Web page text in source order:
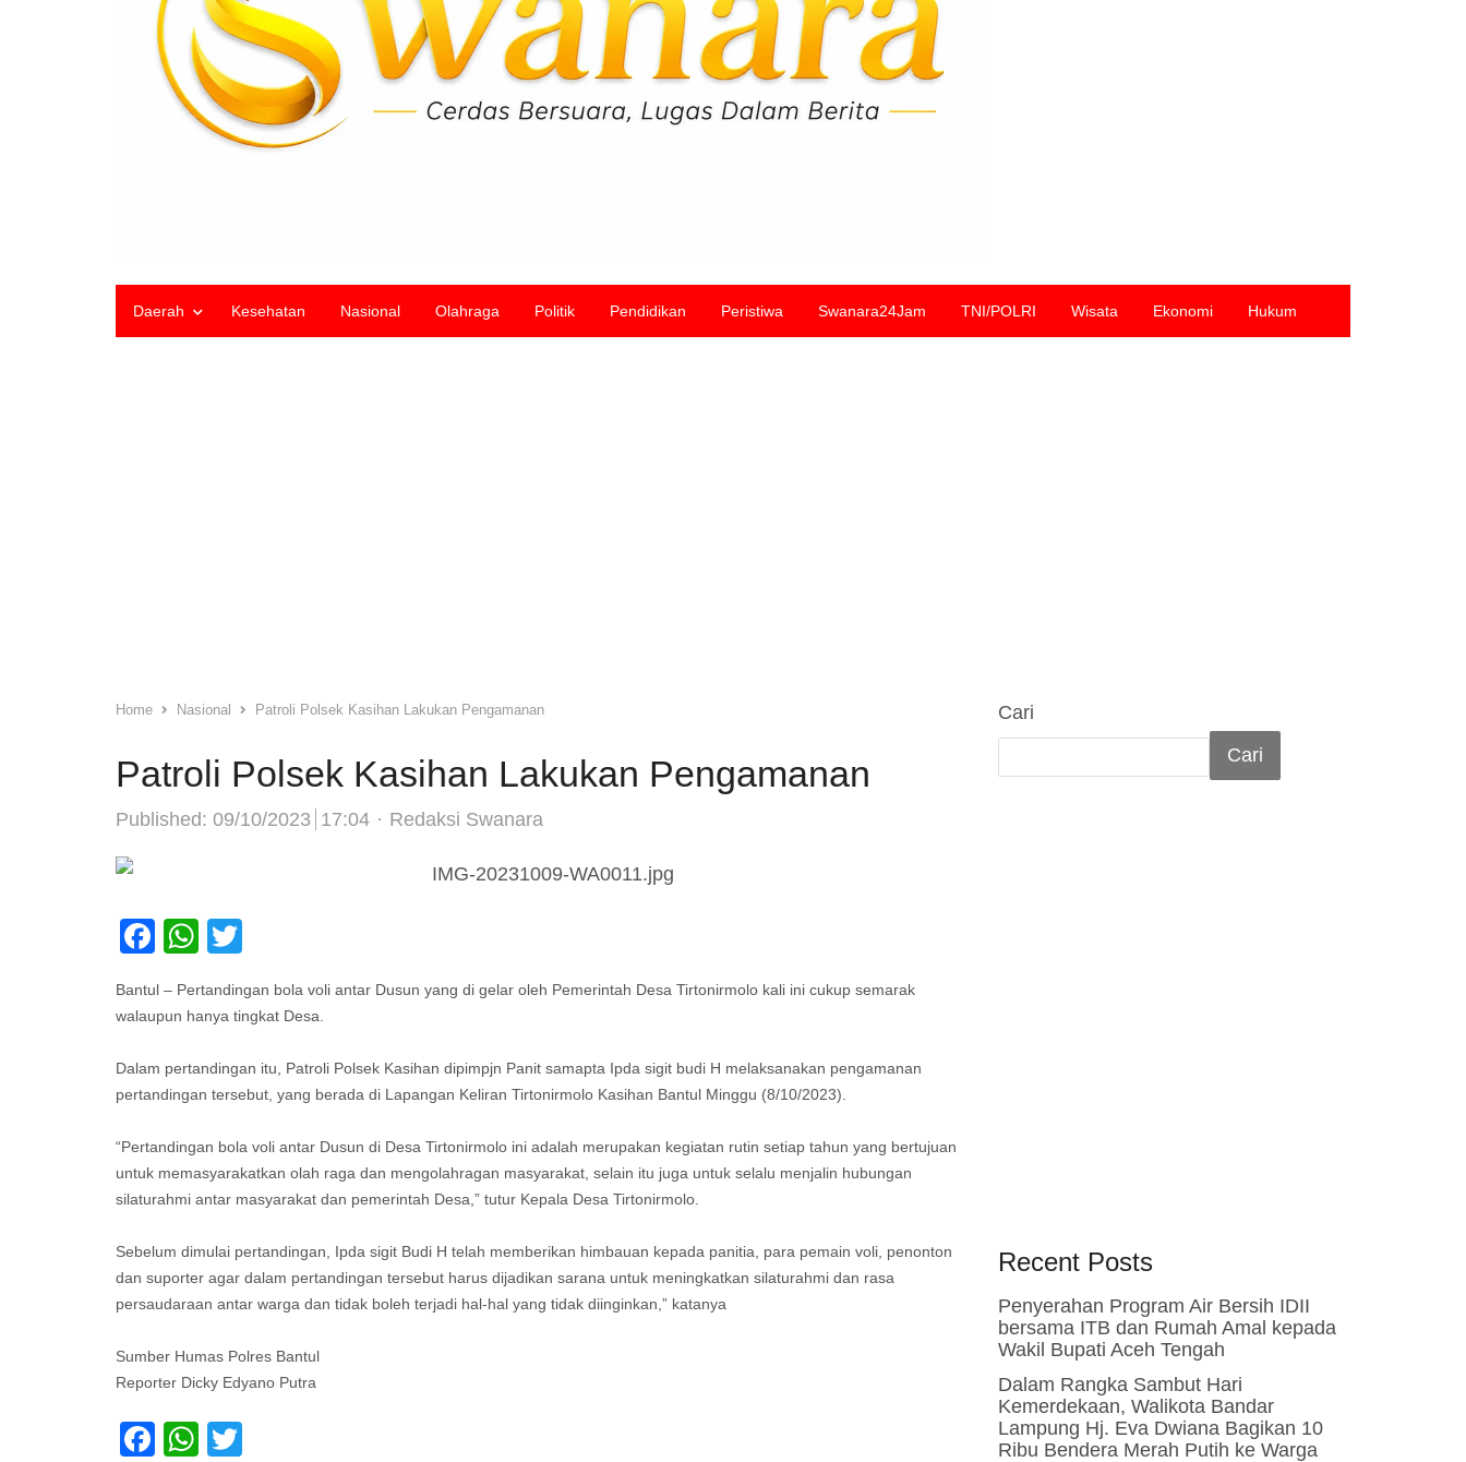
Daerah Kesehatan Nasional Olahraga Politik Pendidikan Peristiwa Swanara24Jam TNI/POLRI Wisata Ekonomi Hukum
Home Nasional Patroli Polsek Kasihan Lakukan Pengamanan
Patroli Polsek Kasihan Lakukan Pengamanan
Published: 09/10/2023 17:04 Author
Redaksi Swanara
Facebook
WhatsApp
Bantul – Pertandingan bola voli antar Dusun yang di gelar oleh Pemerintah Desa Tirtonirmolo kali ini cukup semarak
walaupun hanya tingkat Desa.
Dalam pertandingan itu, Patroli Polsek Kasihan dipimpjn Panit samapta Ipda sigit budi H melaksanakan pengamanan
pertandingan tersebut, yang berada di Lapangan Keliran Tirtonirmolo Kasihan Bantul Minggu (8/10/2023).
“Pertandingan bola voli antar Dusun di Desa Tirtonirmolo ini adalah merupakan kegiatan rutin setiap tahun yang bertujuan
untuk memasyarakatkan olah raga dan mengolahragan masyarakat, selain itu juga untuk selalu menjalin hubungan
silaturahmi antar masyarakat dan pemerintah Desa,” tutur Kepala Desa Tirtonirmolo.
Sebelum dimulai pertandingan, Ipda sigit Budi H telah memberikan himbauan kepada panitia, para pemain voli, penonton
dan suporter agar dalam pertandingan tersebut harus dijadikan sarana untuk meningkatkan silaturahmi dan rasa
persaudaraan antar warga dan tidak boleh terjadi hal-hal yang tidak diinginkan,” katanya
Sumber Humas Polres Bantul
Reporter Dicky Edyano Putra
Facebook
WhatsApp
Cari
Cari
Recent Posts
Penyerahan Program Air Bersih IDII
bersama ITB dan Rumah Amal kepada
Wakil Bupati Aceh Tengah
Dalam Rangka Sambut Hari
Kemerdekaan, Walikota Bandar
Lampung Hj. Eva Dwiana Bagikan 10
Ribu Bendera Merah Putih ke Warga